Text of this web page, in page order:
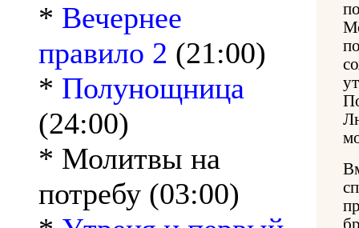
* Вечернее
правило 2 (21:00)
* Полунощница
(24:00)
* Молитвы на
потребу (03:00)